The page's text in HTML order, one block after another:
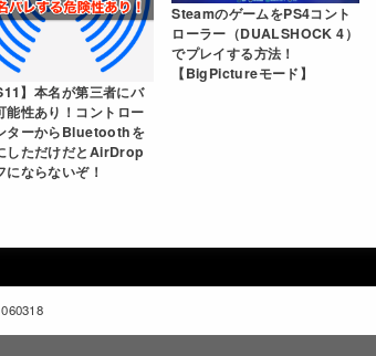
】本名が第三者にバ
能性あり！コントロー
ターからBluetoothを
しただけだとAirDrop
にならないぞ！
SteamのゲームをPS4コント
ローラー（DUALSHOCK 4）
でプレイする方法！
【BigPictureモード】